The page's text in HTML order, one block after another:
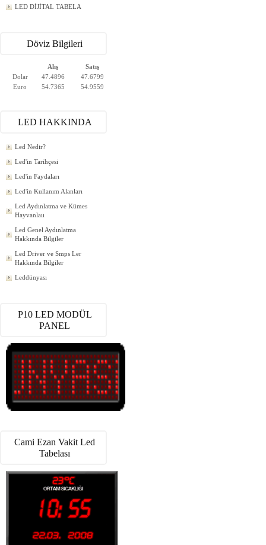
LED DİJİTAL TABELA
Döviz Bilgileri
Alış
Satış
Dolar
47.4896
47.6799
Euro
54.7365 54.9559
LED HAKKINDA
Led Nedir?
Led'in Tarihçesi
Led'in Faydaları
Led'in Kullanım Alanları
Led Aydınlatma ve Kümes
Hayvanlaıı
Led Genel Aydınlatma
Hakkında Bilgiler
Led Driver ve Smps Ler
Hakkında Bilgiler
Leddünyası
P10 LED MODÜL
PANEL
Cami Ezan Vakit Led
Tabelası